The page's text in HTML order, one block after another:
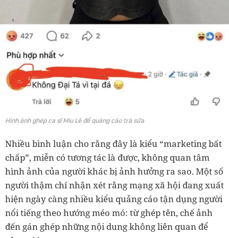
Hình ảnh ghép ca sĩ Miu Lê để quảng cáo trà sữa
Nhiều bình luận cho rằng đây là kiểu “marketing bất
chấp”, miễn có tương tác là được, không quan tâm
hình ảnh của người khác bị ảnh hưởng ra sao. Một số
người thậm chí nhận xét rằng mạng xã hội đang xuất
hiện ngày càng nhiều kiểu quảng cáo tận dụng người
nổi tiếng theo hướng méo mó: từ ghép tên, chế ảnh
đến gán ghép những nội dung không liên quan để